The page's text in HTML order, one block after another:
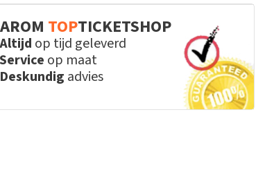
TOPTICKETSHOP
Altijd op tijd geleverd
Service op maat
Deskundig advies